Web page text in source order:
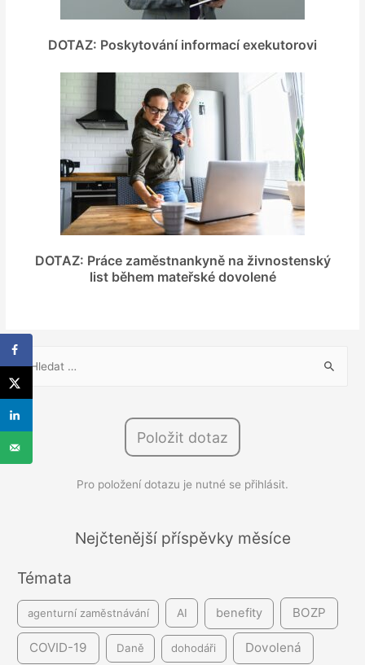
DOTAZ: Poskytování informací exekutorovi
DOTAZ: Práce zaměstnankyně na živnostenský
list během mateřské dovolené
y
h
l
e
d
í
Položit dotaz
Pro položení dotazu je nutné se přihlásit.
Nejčtenější příspěvky měsíce
Témata
agenturní zaměstnávání AI benefity BOZP
COVID-19 Daně dohodáři Dovolená